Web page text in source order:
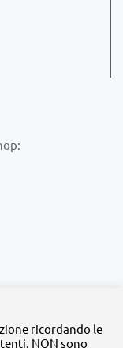
ricordando le
NON sono